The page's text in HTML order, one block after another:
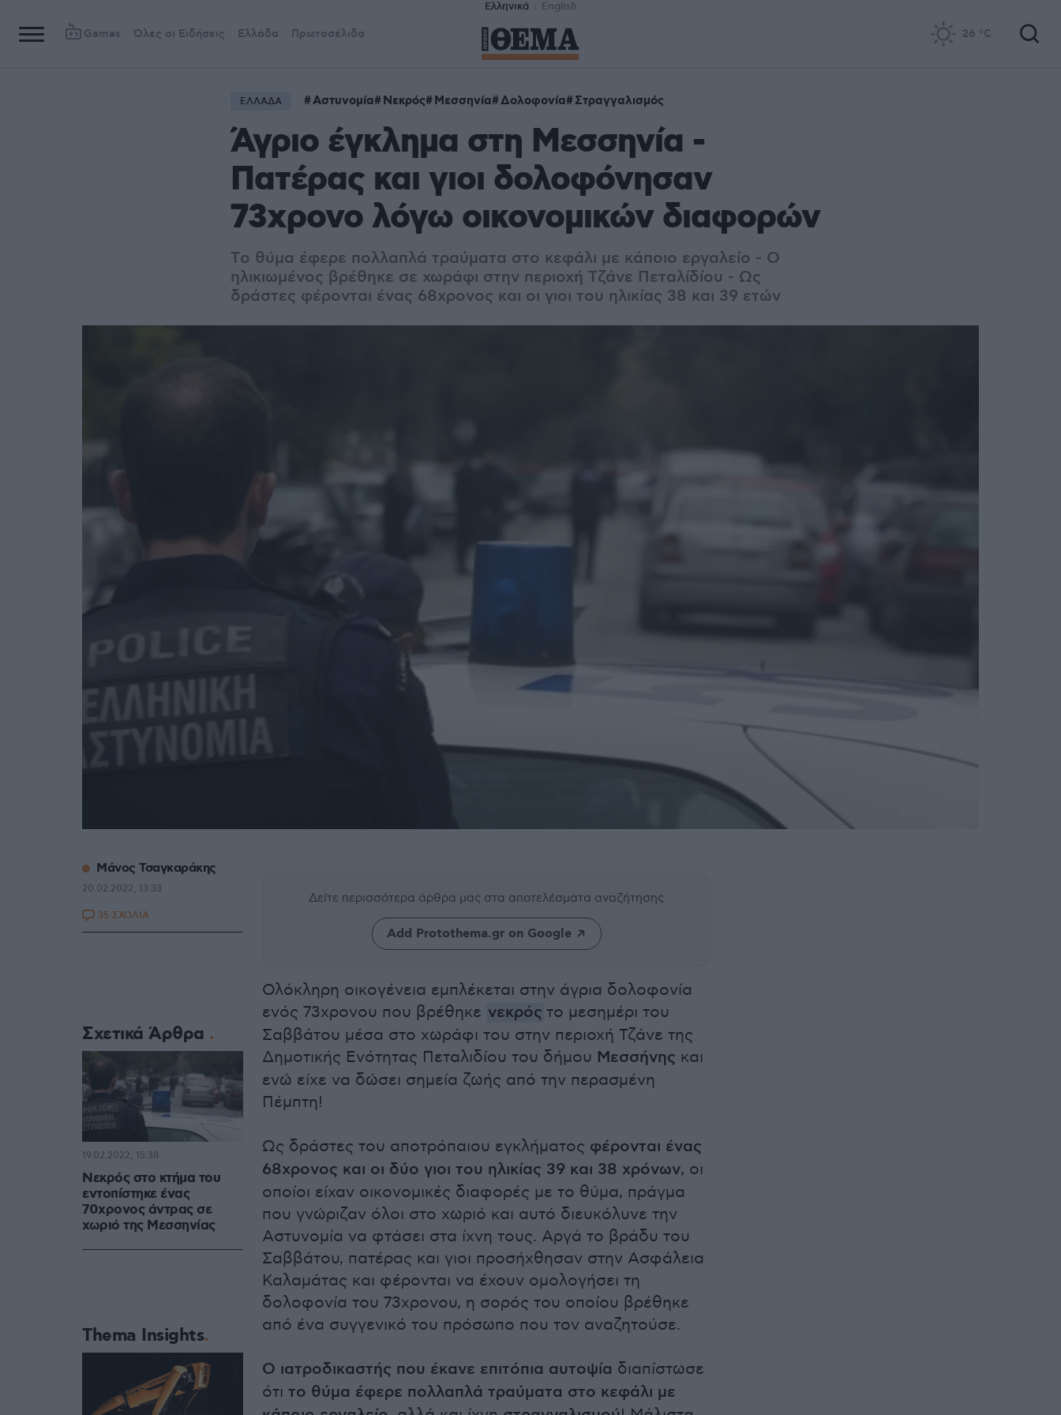
Ελληνικά English
Games Όλες οι Ειδήσεις Ελλάδα Πρωτοσέλιδα 26 °C
ΕΛΛΑΔΑ Αστυνομία Νεκρός Μεσσηνία Δολοφονία Στραγγαλισμός
Άγριο έγκλημα στη Μεσσηνία -
Πατέρας και γιοι δολοφόνησαν
73χρονο λόγω οικονομικών διαφορών
Tο θύμα έφερε πολλαπλά τραύματα στο κεφάλι με κάποιο εργαλείο - Ο
ηλικιωμένος βρέθηκε σε χωράφι στην περιοχή Τζάνε Πεταλίδίου - Ως
δράστες φέρονται ένας 68χρονος και οι γιοι του ηλικίας 38 και 39 ετών
Δείτε περισσότερα άρθρα μας στα αποτελέσματα αναζήτησης
Add Protothema.gr on Google
Ολόκληρη οικογένεια εμπλέκεται στην άγρια δολοφονία
ενός 73χρονου που βρέθηκε νεκρός το μεσημέρι του
Σαββάτου μέσα στο χωράφι του στην περιοχή Τζάνε της
Δημοτικής Ενότητας Πεταλιδίου του δήμου Μεσσήνης και
ενώ είχε να δώσει σημεία ζωής από την περασμένη
Πέμπτη!
Ως δράστες του αποτρόπαιου εγκλήματος φέρονται ένας
68χρονος και οι δύο γιοι του ηλικίας 39 και 38 χρόνων, οι
οποίοι είχαν οικονομικές διαφορές με το θύμα, πράγμα
που γνώριζαν όλοι στο χωριό και αυτό διευκόλυνε την
Αστυνομία να φτάσει στα ίχνη τους. Αργά το βράδυ του
Σαββάτου, πατέρας και γιοι προσήχθησαν στην Ασφάλεια
Καλαμάτας και φέρονται να έχουν ομολογήσει τη
δολοφονία του 73χρονου, η σορός του οποίου βρέθηκε
από ένα συγγενικό του πρόσωπο που τον αναζητούσε.
Ο ιατροδικαστής που έκανε επιτόπια αυτοψία διαπίστωσε
ότι το θύμα έφερε πολλαπλά τραύματα στο κεφάλι με
Μάνος Τσαγκαράκης
20.02.2022, 13:33
35 ΣΧΟΛΙΑ
Σχετικά Άρθρα
Νεκρός στο κτήμα του
εντοπίστηκε ένας
70χρονος άντρας σε
χωριό της Μεσσηνίας
19.02.2022, 15:38
Thema Insights